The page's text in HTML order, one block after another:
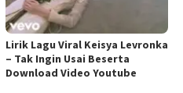
Lirik Lagu Viral Keisya Levronka
– Tak Ingin Usai Beserta
Download Video Youtube